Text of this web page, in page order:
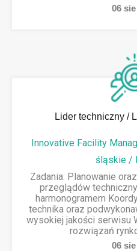
06 sie
Lider techniczny /
Innovative Facility
śląskie /
Zadania: Planowanie
przeglądów
harmonogramem
technika oraz
wysokiej jakości serwisu
rozwiązań
06 sie